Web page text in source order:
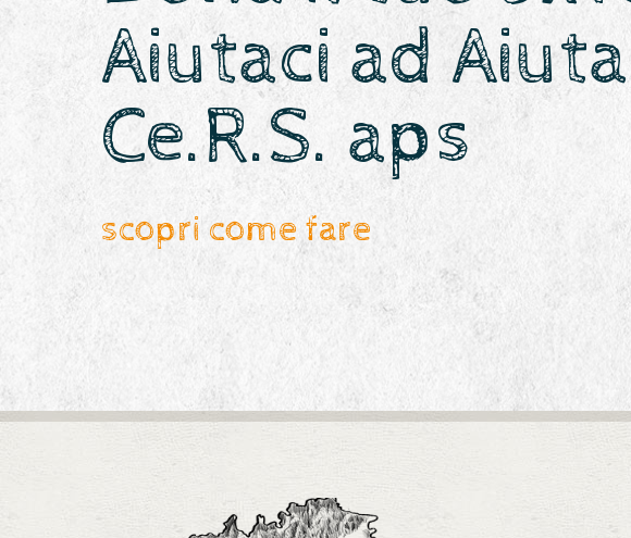
Aiutaci ad
Ce.R.S. aps
scopri come fare